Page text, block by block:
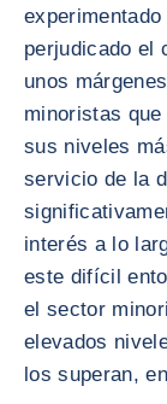
perjudicado el
unos
minoristas
sus niveles
servicio de la
interés a lo
este difícil
el sector
elevados
los superan,